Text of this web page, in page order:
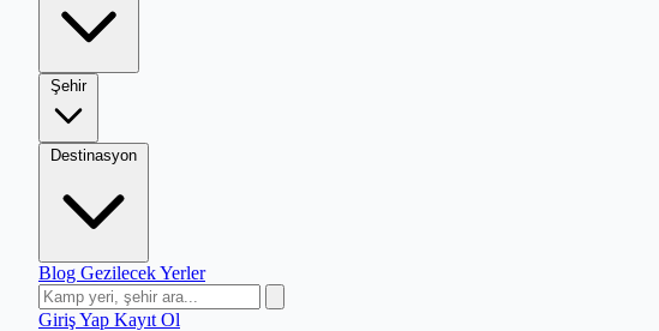
Şehir
Destinasyon
Blog Gezilecek Yerler
Giriş Yap Kayıt Ol